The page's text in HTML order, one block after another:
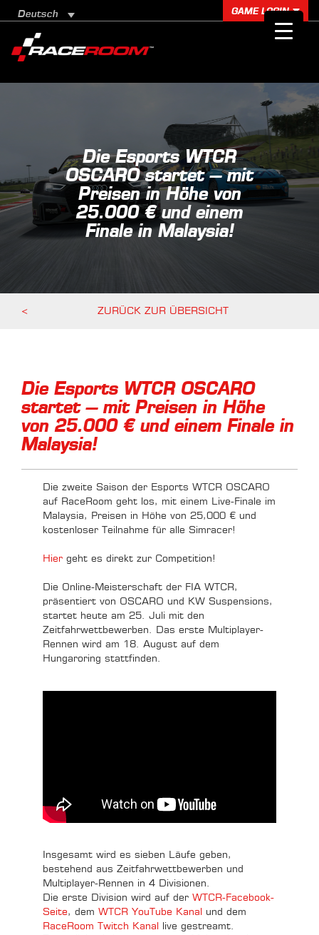
Deutsch GAME LOGIN
Die Esports WTCR
OSCARO startet – mit
Preisen in Höhe von
25.000 € und einem
Finale in Malaysia!
< ZURÜCK ZUR ÜBERSICHT
Die Esports WTCR OSCARO
startet – mit Preisen in Höhe
von 25.000 € und einem Finale in
Malaysia!
Die zweite Saison der Esports WTCR OSCARO
auf RaceRoom geht los, mit einem Live-Finale im
Malaysia, Preisen in Höhe von 25,000 € und
kostenloser Teilnahme für alle Simracer!
Hier geht es direkt zur Competition!
Die Online-Meisterschaft der FIA WTCR,
präsentiert von OSCARO und KW Suspensions,
startet heute am 25. Juli mit den
Zeitfahrwettbewerben. Das erste Multiplayer-
Rennen wird am 18. August auf dem
Hungaroring stattfinden.
Insgesamt wird es sieben Läufe geben,
bestehend aus Zeitfahrwettbewerben und
Multiplayer-Rennen in 4 Divisionen.
Die erste Division wird auf der WTCR-Facebook-
Seite, dem WTCR YouTube Kanal
und dem
RaceRoom Twitch Kanal
live gestreamt.